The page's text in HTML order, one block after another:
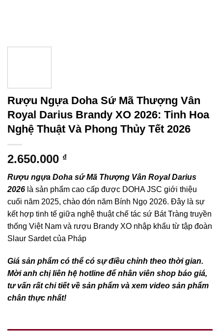
Rượu Ngựa Doha Sứ Mã Thượng Vân
Royal Darius Brandy XO 2026: Tinh Hoa
Nghệ Thuật Và Phong Thủy Tết 2026
2.650.000 ₫
Rượu ngựa Doha sứ Mã Thượng Vân Royal Darius
2026 là sản phẩm cao cấp được DOHA JSC giới thiệu
cuối năm 2025, chào đón năm Bính Ngọ 2026. Đây là sự
kết hợp tinh tế giữa nghệ thuật chế tác sứ Bát Tràng truyền
thống Việt Nam và rượu Brandy XO nhập khẩu từ tập đoàn
Slaur Sardet của Pháp
Giá sản phẩm có thể có sự điều chỉnh theo thời gian.
Mời anh chị liên hệ hotline để nhân viên shop báo giá,
tư vấn rất chi tiết về sản phẩm và xem video sản phẩm
chân thực nhất!